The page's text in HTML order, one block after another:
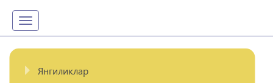
Toggle
navigation
Янгиликлар